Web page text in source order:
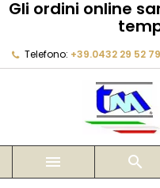
Gli ordini online
Telefono: +39.0432 29 52 79
 
My wishlists
add_circle_outline Create new list
Crea lista
Annulla
Devi avere effettuato
prodotti nella tua lista